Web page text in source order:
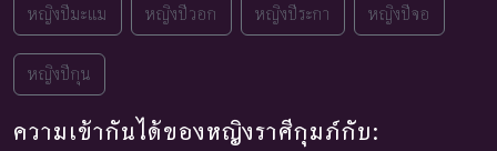
หญิงปีมะแม หญิงปีวอก หญิงปีระกา หญิงปีจอ
หญิงปีกุน
ความเข้ากันได้ของหญิงราศีกุมภ์กับ: